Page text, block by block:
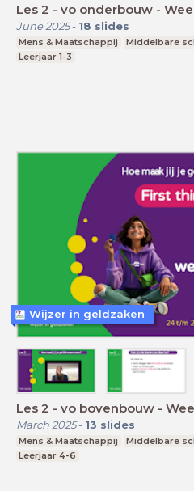
Les 2 - vo onderbouw -
June 2025- 18 slides
Mens & Maatschappij Middelbare
Leerjaar 1-3
Les 2 - vo bovenbouw -
March 2025- 13 slides
Mens & Maatschappij Middelbare
Leerjaar 4-6
Wijzer in geldzaken